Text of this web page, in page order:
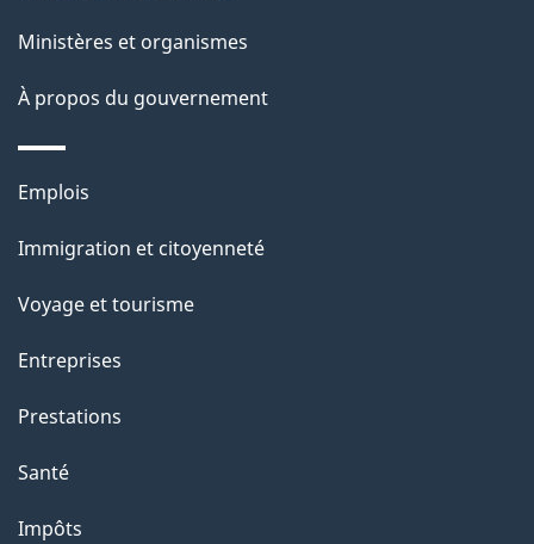
p
a
Ministères et organismes
À propos du gouvernement
Thèmes
sujets
Emplois
Immigration et citoyenneté
Voyage et tourisme
Entreprises
Prestations
Santé
Impôts